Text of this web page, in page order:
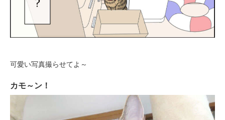
可愛い写真撮らせてよ～
カモ～ン！